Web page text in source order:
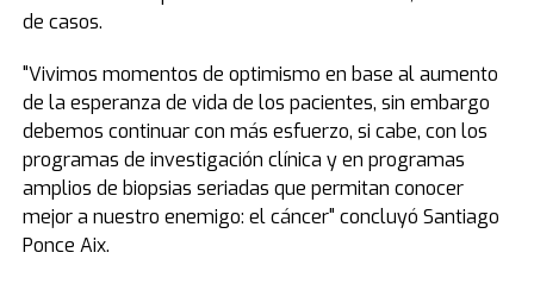
de casos.
"Vivimos momentos de optimismo en base al aumento
de la esperanza de vida de los pacientes, sin embargo
debemos continuar con más esfuerzo, si cabe, con los
programas de investigación clínica y en programas
amplios de biopsias seriadas que permitan conocer
mejor a nuestro enemigo: el cáncer" concluyó Santiago
Ponce Aix.